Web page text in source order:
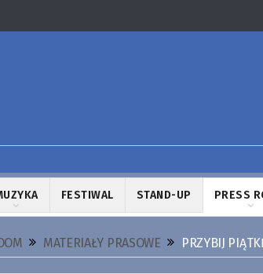
FESTIWAL STAND-UP PRESS
MATERIAŁY PRASOWE PRZYBIJ